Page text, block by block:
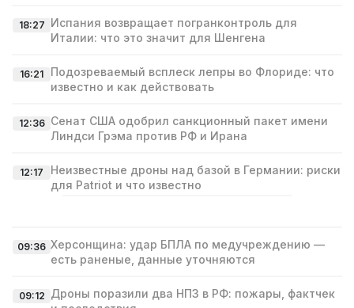
18:27 Испания возвращает погранконтроль для
Италии: что это значит для Шенгена
16:21
Подозреваемый всплеск лепры во Флориде: что
известно и как действовать
12:36 Сенат США одобрил санкционный пакет имени
Линдси Грэма против РФ и Ирана
12:17
Неизвестные дроны над базой в Германии: риски
для Patriot и что известно
09:36 Херсонщина: удар БПЛА по медучреждению —
есть раненые, данные уточняются
09:12 Дроны поразили два НПЗ в РФ: пожары, фактчек